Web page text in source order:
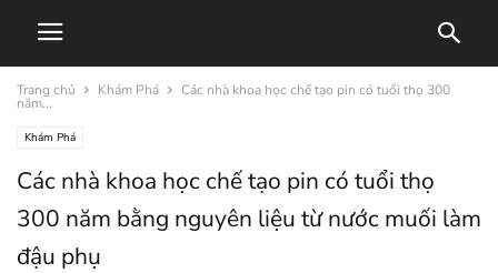
Trang chủ Khám Phá Các nhà khoa học chế tạo pin có tuổi thọ 300
năm...
Khám Phá
Các nhà khoa học chế tạo pin có tuổi thọ
300 năm bằng nguyên liệu từ nước muối làm
đậu phụ